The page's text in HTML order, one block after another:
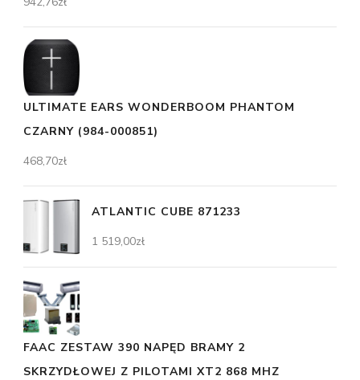
ULTIMATE EARS WONDERBOOM PHANTOM
CZARNY (984-000851)
468,70zł
ATLANTIC CUBE 871233
1 519,00zł
FAAC ZESTAW 390 NAPĘD BRAMY 2
SKRZYDŁOWEJ Z PILOTAMI XT2 868 MHZ